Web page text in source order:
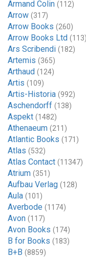
Armand Colin (112)
Arrow (317)
Arrow Books (260)
Arrow Books Ltd (113)
Ars Scribendi (182)
Artemis (365)
Arthaud (124)
Artis (109)
Artis-Historia (992)
Aschendorff (138)
Aspekt (1482)
Athenaeum (211)
Atlantic Books (171)
Atlas (532)
Atlas Contact (11347)
Atrium (351)
Aufbau Verlag (128)
Aula (101)
Averbode (1174)
Avon (117)
Avon Books (174)
B for Books (183)
B+B (8859)